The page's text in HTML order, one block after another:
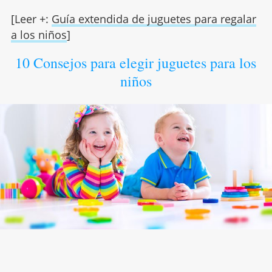
[Leer +: Guía extendida de juguetes para regalar
a los niños]
10 Consejos para elegir juguetes para los
niños